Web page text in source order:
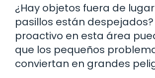
¿Hay objetos fuera de
pasillos están despejados?
proactivo en esta área
que los pequeños
conviertan en grandes